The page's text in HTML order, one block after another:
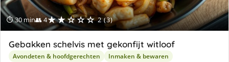
⏱ 30 min👥 4★★☆☆☆ 2 (3)
Gebakken schelvis met gekonfijt witloof
Avondeten & hoofdgerechten Inmaken & bewaren